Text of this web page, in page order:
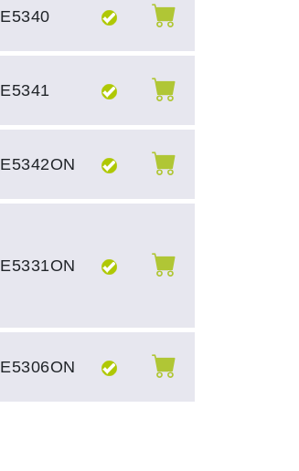
E5340
E5341
E5342ON
E5331ON
E5306ON